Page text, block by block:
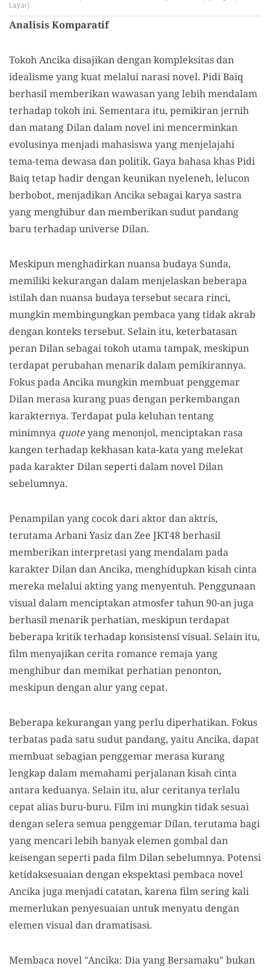
Layar)
Analisis Komparatif
Tokoh Ancika disajikan dengan kompleksitas dan
idealisme yang kuat melalui narasi novel. Pidi Baiq
berhasil memberikan wawasan yang lebih mendalam
terhadap tokoh ini. Sementara itu, pemikiran jernih
dan matang Dilan dalam novel ini mencerminkan
evolusinya menjadi mahasiswa yang menjelajahi
tema-tema dewasa dan politik. Gaya bahasa khas Pidi
Baiq tetap hadir dengan keunikan nyeleneh, lelucon
berbobot, menjadikan Ancika sebagai karya sastra
yang menghibur dan memberikan sudut pandang
baru terhadap universe Dilan.
Meskipun menghadirkan nuansa budaya Sunda,
memiliki kekurangan dalam menjelaskan beberapa
istilah dan nuansa budaya tersebut secara rinci,
mungkin membingungkan pembaca yang tidak akrab
dengan konteks tersebut. Selain itu, keterbatasan
peran Dilan sebagai tokoh utama tampak, meskipun
terdapat perubahan menarik dalam pemikirannya.
Fokus pada Ancika mungkin membuat penggemar
Dilan merasa kurang puas dengan perkembangan
karakternya. Terdapat pula keluhan tentang
minimnya quoteyang menonjol, menciptakan rasa
kangen terhadap kekhasan kata-kata yang melekat
pada karakter Dilan seperti dalam novel Dilan
sebelumnya.
Penampilan yang cocok dari aktor dan aktris,
terutama Arbani Yasiz dan Zee JKT48 berhasil
memberikan interpretasi yang mendalam pada
karakter Dilan dan Ancika, menghidupkan kisah cinta
mereka melalui akting yang menyentuh. Penggunaan
visual dalam menciptakan atmosfer tahun 90-an juga
berhasil menarik perhatian, meskipun terdapat
beberapa kritik terhadap konsistensi visual. Selain itu,
film menyajikan cerita romance remaja yang
menghibur dan memikat perhatian penonton,
meskipun dengan alur yang cepat.
Beberapa kekurangan yang perlu diperhatikan. Fokus
terbatas pada satu sudut pandang, yaitu Ancika, dapat
membuat sebagian penggemar merasa kurang
lengkap dalam memahami perjalanan kisah cinta
antara keduanya. Selain itu, alur ceritanya terlalu
cepat alias buru-buru. Film ini mungkin tidak sesuai
dengan selera semua penggemar Dilan, terutama bagi
yang mencari lebih banyak elemen gombal dan
keisengan seperti pada film Dilan sebelumnya. Potensi
ketidaksesuaian dengan ekspektasi pembaca novel
Ancika juga menjadi catatan, karena film sering kali
memerlukan penyesuaian untuk menyatu dengan
elemen visual dan dramatisasi.
Membaca novel "Ancika: Dia yang Bersamaku" bukan